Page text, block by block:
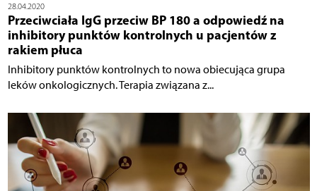
28.04.2020
Przeciwciała IgG przeciw BP 180 a odpowiedź na
inhibitory punktów kontrolnych u pacjentów z
rakiem płuca
Inhibitory punktów kontrolnych to nowa obiecująca grupa
leków onkologicznych. Terapia związana z...